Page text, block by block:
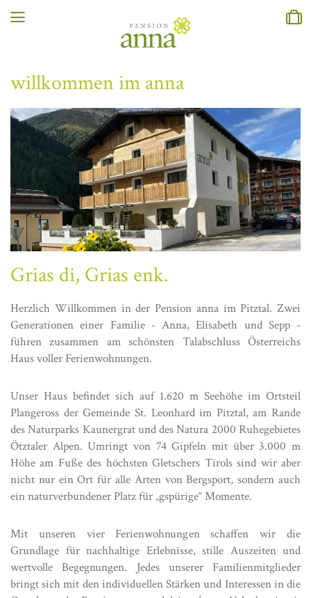
willkommen im anna
Grias di, Grias enk.
Herzlich Willkommen in der Pension anna im Pitztal. Zwei
Generationen einer Familie - Anna, Elisabeth und Sepp -
führen zusammen am schönsten Talabschluss Österreichs
Haus voller Ferienwohnungen.
Unser Haus befindet sich auf 1.620 m Seehöhe im Ortsteil
Plangeross der Gemeinde St. Leonhard im Pitztal, am Rande
des Naturparks Kaunergrat und des Natura 2000 Ruhegebietes
Ötztaler Alpen. Umringt von 74 Gipfeln mit über 3.000 m
Höhe am Fuße des höchsten Gletschers Tirols sind wir aber
nicht nur ein Ort für alle Arten von Bergsport, sondern auch
ein naturverbundener Platz für „gspürige“ Momente.
Mit unseren vier Ferienwohnungen schaffen wir die
Grundlage für nachhaltige Erlebnisse, stille Auszeiten und
wertvolle Begegnungen. Jedes unserer Familienmitglieder
bringt sich mit den individuellen Stärken und Interessen in die